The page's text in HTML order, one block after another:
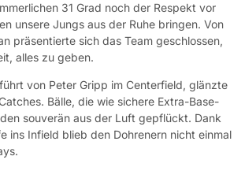
31 Grad noch der Respekt vor
unsere Jungs aus der Ruhe bringen. Von
präsentierte sich das Team geschlossen,
alles zu geben.
von Peter Gripp im Centerfield, glänzte
Bälle, die wie sichere Extra-Base-
souverän aus der Luft gepflückt. Dank
ins Infield blieb den Dohrenern nicht einmal